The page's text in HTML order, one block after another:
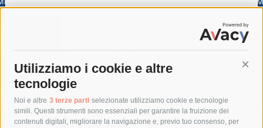
Utilizziamo i cookie e altre
tecnologie
Noi e altre 3 terze parti selezionate utilizziamo cookie e tecnologie
simili. Questi strumenti sono essenziali per garantire la fruizione dei
contenuti digitali, migliorare la navigazione e, previo tuo consenso, per
Massa Lubrense. Sicurezza in mare
nell’Amp Punta Campanella, incontro
Tag